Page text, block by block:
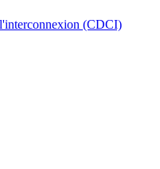
(CDCI)